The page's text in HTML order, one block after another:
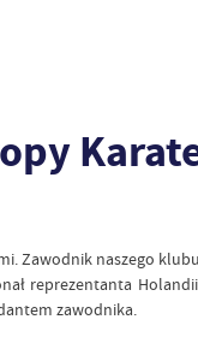
Zawodnik naszego
reprezentanta
zawodnika.